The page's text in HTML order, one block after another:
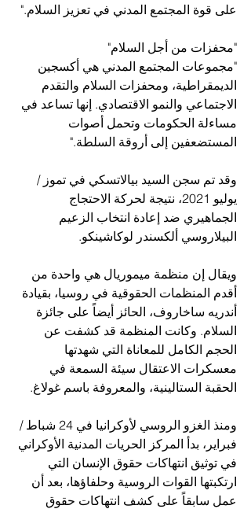
على قوة المجتمع المدني في تعزيز السلام."
"محفزات من أجل السلام"
"مجموعات المجتمع المدني هي أكسجين
الديمقراطية، ومحفزات السلام والتقدم
الاجتماعي والنمو الاقتصادي. إنها تساعد في
مساءلة الحكومات وتحمل أصوات
المستضعفين إلى أروقة السلطة."
وقد تم سجن السيد بيالاتسكي في تموز /
يوليو 2021، نتيجة لحركة الاحتجاج
الجماهيري ضد إعادة انتخاب الزعيم
البيلاروسي ألكسندر لوكاشينكو.
ويقال إن منظمة ميموريال هي واحدة من
أقدم المنظمات الحقوقية في روسيا، بقيادة
أندريه ساخاروف، الحائز أيضاً على جائزة
السلام. وكانت المنظمة قد كشفت عن
الحجم الكامل للمعاناة التي شهدتها
معسكرات الاعتقال سيئة السمعة في
الحقبة الستالينية، والمعروفة باسم غولاغ.
ومنذ الغزو الروسي لأوكرانيا في 24 شباط /
فبراير، بدأ المركز الحريات المدنية الأوكراني
في توثيق انتهاكات حقوق الإنسان التي
ارتكبتها القوات الروسية وحلفاؤها، بعد أن
عمل سابقاً على كشف انتهاكات حقوق